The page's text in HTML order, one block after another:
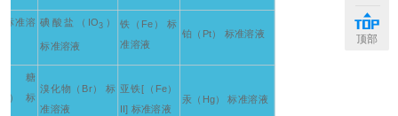
标准溶 碘酸盐（IO3 ）
标准溶液
铁（Fe） 标
准溶液
铂（Pt） 标准溶液
O） 标
溴化物（Br） 标
准溶液
亚铁[（Fe）
II] 标准溶液
汞（Hg） 标准溶液
顶部